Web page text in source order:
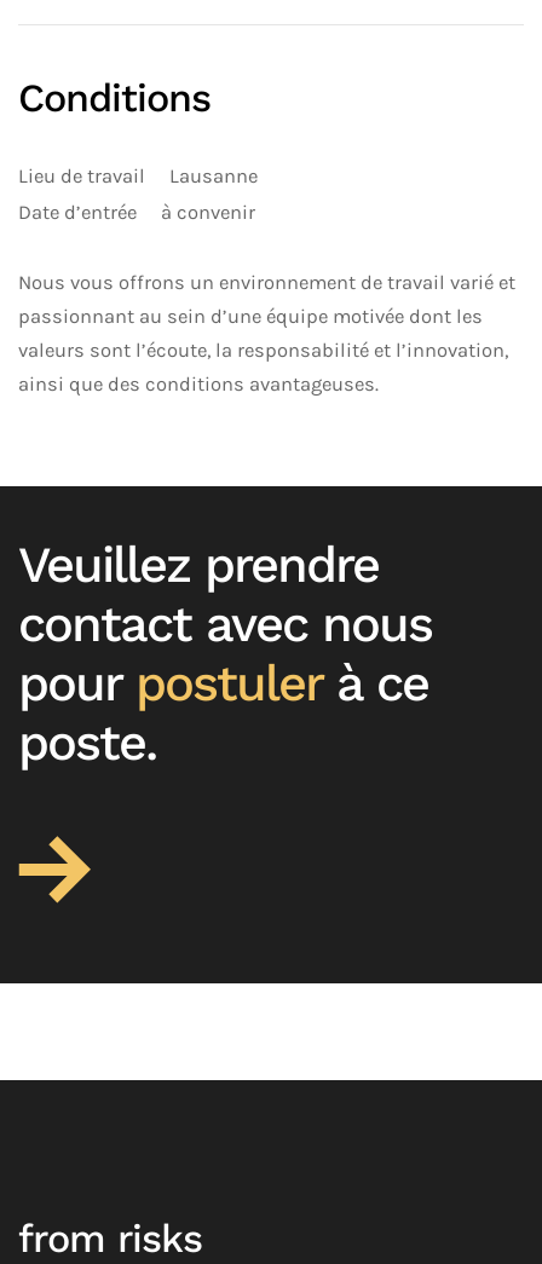
Conditions
Lieu de travail
Lausanne
Date d’entrée
à convenir
Nous vous offrons un environnement de travail varié et
passionnant au sein d’une équipe motivée dont les
valeurs sont l’écoute, la responsabilité et l’innovation,
ainsi que des conditions avantageuses.
Veuillez prendre
contact avec nous
pour postulerà ce
poste.
from risks